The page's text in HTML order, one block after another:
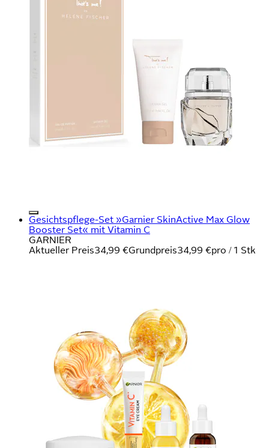
Gesichtspflege-Set »Garnier SkinActive Max Glow
Booster Set« mit Vitamin C
GARNIER
Aktueller Preis34,99 €Grundpreis34,99 €pro / 1 Stk